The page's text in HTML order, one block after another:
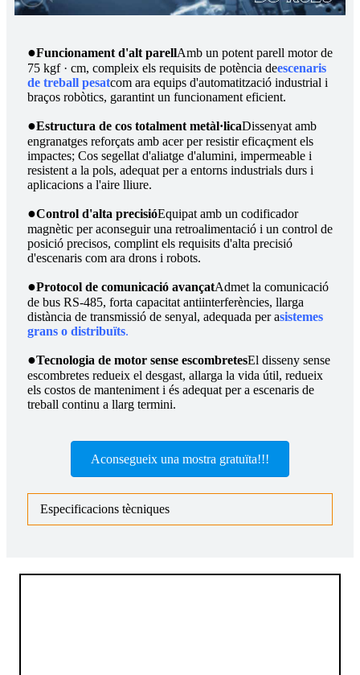
●Funcionament d'alt parellAmb un potent parell motor de
75 kgf · cm, compleix els requisits de potència deescenaris
de treball pesatcom ara equips d'automatització industrial i
braços robòtics, garantint un funcionament eficient.
●Estructura de cos totalment metàl·licaDissenyat amb
engranatges reforçats amb acer per resistir eficaçment els
impactes; Cos segellat d'aliatge d'alumini, impermeable i
resistent a la pols, adequat per a entorns industrials durs i
aplicacions a l'aire lliure.
●Control d'alta precisióEquipat amb un codificador
magnètic per aconseguir una retroalimentació i un control de
posició precisos, complint els requisits d'alta precisió
d'escenaris com ara drons i robots.
●Protocol de comunicació avançatAdmet la comunicació
de bus RS-485, forta capacitat antiinterferències, llarga
distància de transmissió de senyal, adequada per asistemes
grans o distribuïts.
●Tecnologia de motor sense escombretesEl disseny sense
escombretes redueix el desgast, allarga la vida útil, redueix
els costos de manteniment i és adequat per a escenaris de
treball continu a llarg termini.
Aconsegueix una mostra gratuïta!!!
Especificacions tècniques